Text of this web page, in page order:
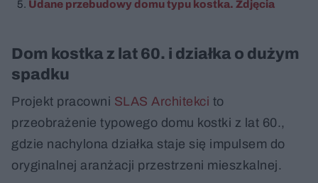
Udane przebudowy domu typu kostka. Zdjęcia
Dom kostka z lat 60. i działka o dużym
spadku
Projekt pracowni SLAS Architekci to
przeobrażenie typowego domu kostki z lat 60.,
gdzie nachylona działka staje się impulsem do
oryginalnej aranżacji przestrzeni mieszkalnej.